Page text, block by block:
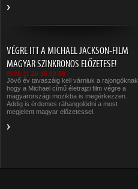
VÉGRE ITT A MICHAEL JACKSON-FILM
MAGYAR SZINKRONOS ELŐZETESE!
2025-11-26 15:32:58
Jövő év tavaszáig kell várniuk a rajongóknak,
hogy a Michael című életrajzi film végre a
magyarországi mozikba is megérkezzen.
Addig is érdemes ráhangolódni a most
megjelent magyar előzetessel.